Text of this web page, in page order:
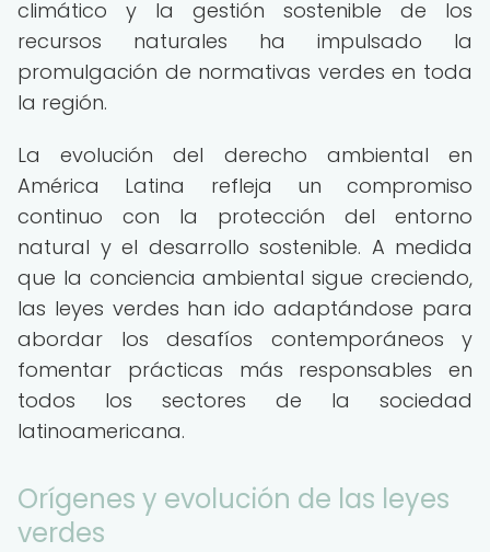
climático y la gestión sostenible de los
recursos naturales ha impulsado la
promulgación de normativas verdes en toda
la región.
La evolución del derecho ambiental en
América Latina refleja un compromiso
continuo con la protección del entorno
natural y el desarrollo sostenible. A medida
que la conciencia ambiental sigue creciendo,
las leyes verdes han ido adaptándose para
abordar los desafíos contemporáneos y
fomentar prácticas más responsables en
todos los sectores de la sociedad
latinoamericana.
Orígenes y evolución de las leyes
verdes